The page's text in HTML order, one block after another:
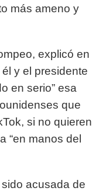
más ameno y
explicó en
y el presidente
en serio” esa
que
si no quieren
“en manos del
acusada de